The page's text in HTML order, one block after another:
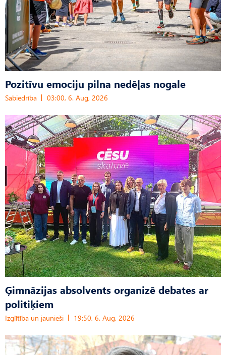
Pozitīvu emociju pilna nedēļas nogale
Sabiedrība 03:00, 6. Aug, 2026
Ģimnāzijas absolvents organizē debates ar
politiķiem
Izglītība un jaunieši 19:50, 6. Aug, 2026